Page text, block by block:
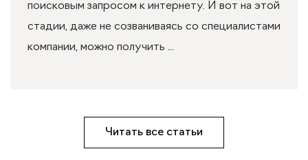
поисковым запросом к интернету. И вот на этой
стадии, даже не созваниваясь со специалистами
компании, можно получить ...
Читать все статьи